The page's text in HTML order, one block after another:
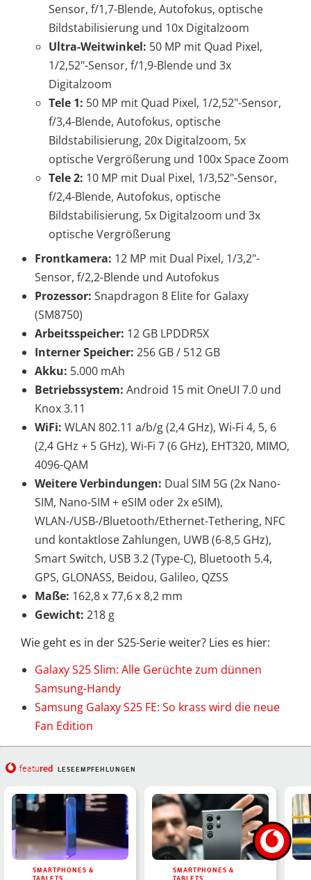
Sensor, f/1,7-Blende, Autofokus, optische
Bildstabilisierung und 10x Digitalzoom
Ultra-Weitwinkel: 50 MP mit Quad Pixel,
1/2,52"-Sensor, f/1,9-Blende und 3x
Digitalzoom
Tele 1: 50 MP mit Quad Pixel, 1/2,52"-Sensor,
f/3,4-Blende, Autofokus, optische
Bildstabilisierung, 20x Digitalzoom, 5x
optische Vergrößerung und 100x Space Zoom
Tele 2: 10 MP mit Dual Pixel, 1/3,52"-Sensor,
f/2,4-Blende, Autofokus, optische
Bildstabilisierung, 5x Digitalzoom und 3x
optische Vergrößerung
Frontkamera: 12 MP mit Dual Pixel, 1/3,2"-
Sensor, f/2,2-Blende und Autofokus
Prozessor: Snapdragon 8 Elite for Galaxy
(SM8750)
Arbeitsspeicher: 12 GB LPDDR5X
Interner Speicher: 256 GB / 512 GB
Akku: 5.000 mAh
Betriebssystem: Android 15 mit OneUI 7.0 und
Knox 3.11
WiFi: WLAN 802.11 a/b/g (2,4 GHz), Wi-Fi 4, 5, 6
(2,4 GHz + 5 GHz), Wi-Fi 7 (6 GHz), EHT320, MIMO,
4096-QAM
Weitere Verbindungen: Dual SIM 5G (2x Nano-
SIM, Nano-SIM + eSIM oder 2x eSIM),
WLAN-/USB-/Bluetooth/Ethernet-Tethering, NFC
und kontaktlose Zahlungen, UWB (6-8,5 GHz),
Smart Switch, USB 3.2 (Type-C), Bluetooth 5.4,
GPS, GLONASS, Beidou, Galileo, QZSS
Maße: 162,8 x 77,6 x 8,2 mm
Gewicht: 218 g
Wie geht es in der S25-Serie weiter? Lies es hier:
Galaxy S25 Slim: Alle Gerüchte zum dünnen
Samsung-Handy
Samsung Galaxy S25 FE: So krass wird die neue
Fan Edition
featured LESEEMPFEHLUNGEN
SMARTPHONES &
TABLETS
SMARTPHONES &
TABLETS